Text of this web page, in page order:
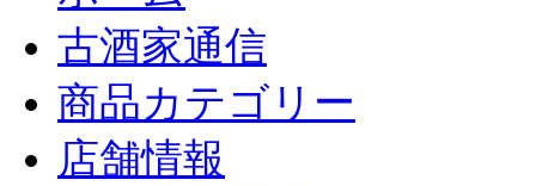
古酒家通信
商品カテゴリー
店舗情報